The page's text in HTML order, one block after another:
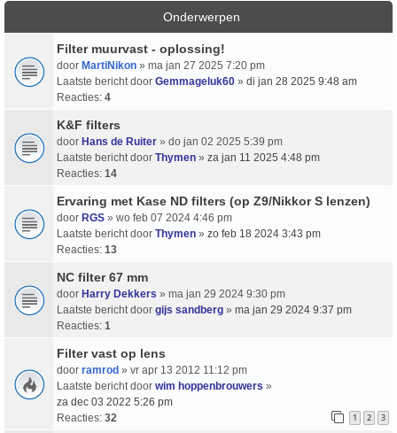
Onderwerpen
Filter muurvast - oplossing!
door MartiNikon » ma jan 27 2025 7:20 pm
Laatste bericht door Gemmageluk60 » di jan 28 2025 9:48 am
Reacties: 4
K&F filters
door Hans de Ruiter » do jan 02 2025 5:39 pm
Laatste bericht door Thymen » za jan 11 2025 4:48 pm
Reacties: 14
Ervaring met Kase ND filters (op Z9/Nikkor S lenzen)
door RGS » wo feb 07 2024 4:46 pm
Laatste bericht door Thymen » zo feb 18 2024 3:43 pm
Reacties: 13
NC filter 67 mm
door Harry Dekkers » ma jan 29 2024 9:30 pm
Laatste bericht door gijs sandberg » ma jan 29 2024 9:37 pm
Reacties: 1
Filter vast op lens
door ramrod » vr apr 13 2012 11:12 pm
Laatste bericht door wim hoppenbrouwers »
za dec 03 2022 5:26 pm
Reacties: 32 1 2 3